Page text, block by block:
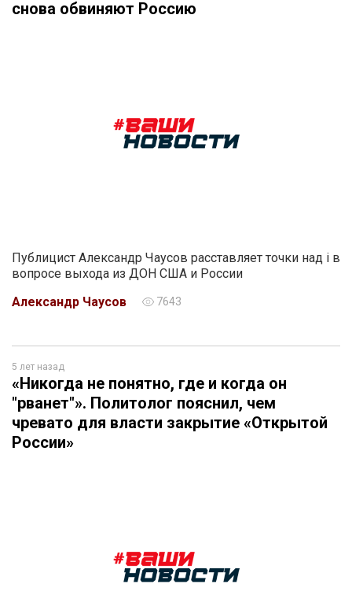
снова обвиняют Россию
Публицист Александр Чаусов расставляет точки над i в
вопросе выхода из ДОН США и России
Александр Чаусов
7643
5 лет назад
«Никогда не понятно, где и когда он
"рванет"». Политолог пояснил, чем
чревато для власти закрытие «Открытой
России»